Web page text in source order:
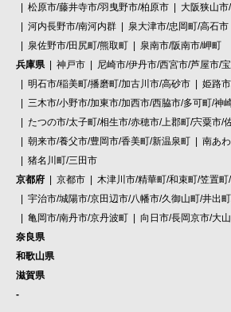
松原市/藤井寺市/羽曳野市/柏原市
大阪狭山
河内長野市/南河内群
泉大津市/忠岡町/高石市
泉佐野市/田尻町/熊取町
泉南市/阪南市/岬町
兵庫県
神戸市
尼崎市/伊丹市/西宮市/芦屋市/
明石市/稲美町/播磨町/加古川市/高砂市
姫路
三木市/小野市/加東市/加西市/西脇市/多可町/神
たつの市/太子町/相生市/赤穂市/上郡町/宍粟市/
朝来市/養父市/豊岡市/香美町/新温泉町
南あ
猪名川町/三田市
京都府
京都市
木津川市/精華町/和束町/笠置
宇治市/城陽市/京田辺市/八幡市/久御山町/井出
亀岡市/南丹市/京丹波町
向日市/長岡京市/大
奈良県
和歌山県
滋賀県
-